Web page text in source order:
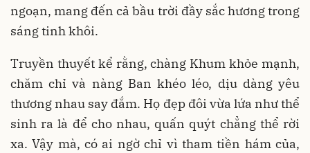
ngoạn, mang đến cả bầu trời đầy sắc hương trong
sáng tinh khôi.
Truyền thuyết kể rằng, chàng Khum khỏe mạnh,
chăm chỉ và nàng Ban khéo léo, dịu dàng yêu
thương nhau say đắm. Họ đẹp đôi vừa lứa như thể
sinh ra là để cho nhau, quấn quýt chẳng thể rời
xa. Vậy mà, có ai ngờ chỉ vì tham tiền hám của,